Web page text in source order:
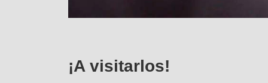
¡A visitarlos!